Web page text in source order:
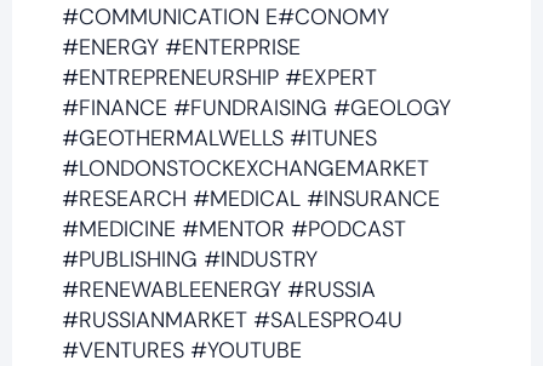
#COMMUNICATION E#CONOMY
#ENERGY #ENTERPRISE
#ENTREPRENEURSHIP #EXPERT
#FINANCE #FUNDRAISING #GEOLOGY
#GEOTHERMALWELLS #ITUNES
#LONDONSTOCKEXCHANGEMARKET
#RESEARCH #MEDICAL #INSURANCE
#MEDICINE #MENTOR #PODCAST
#PUBLISHING #INDUSTRY
#RENEWABLEENERGY #RUSSIA
#RUSSIANMARKET #SALESPRO4U
#VENTURES #YOUTUBE